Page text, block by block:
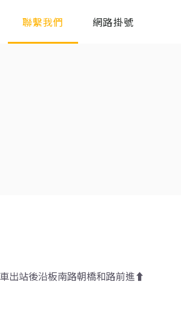
聯繫我們 網路掛號
出站後沿板南路朝橋和路前進⬆︎